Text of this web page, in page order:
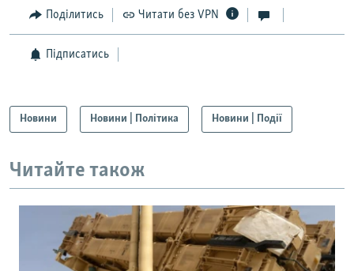
Поділитись Читати без VPN
Підписатись
Новини Новини | Політика Новини | Події
Читайте також